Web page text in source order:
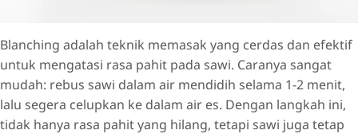
Blanching adalah teknik memasak yang cerdas dan efektif
untuk mengatasi rasa pahit pada sawi. Caranya sangat
mudah: rebus sawi dalam air mendidih selama 1-2 menit,
lalu segera celupkan ke dalam air es. Dengan langkah ini,
tidak hanya rasa pahit yang hilang, tetapi sawi juga tetap